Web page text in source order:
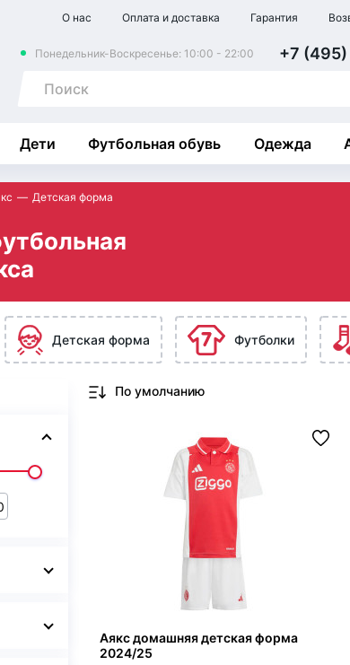
О нас Оплата и доставка Гарантия
Понедельник-Воскресенье: 10:00 - 22:00 +7
Дети Футбольная обувь Одежда
Детская форма
Детская форма Футболки
Аякс домашняя детская форма
2024/25